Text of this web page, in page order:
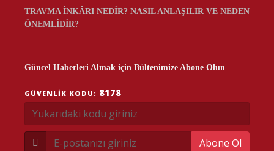
TRAVMA İNKÂRI NEDİR? NASIL ANLAŞILIR VE NEDEN
ÖNEMLİDİR?
Güncel Haberleri Almak için Bültenimize Abone Olun
GÜVENLIK KODU: 8178
Abone Ol